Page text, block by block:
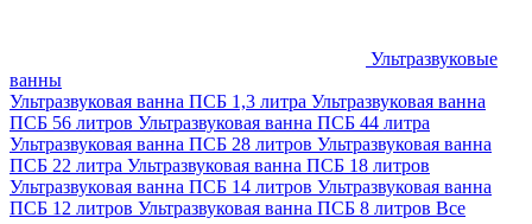
Ультразвуковые
ванны
Ультразвуковая ванна ПСБ 1,3 литра Ультразвуковая ванна
ПСБ 56 литров Ультразвуковая ванна ПСБ 44 литра
Ультразвуковая ванна ПСБ 28 литров Ультразвуковая ванна
ПСБ 22 литра Ультразвуковая ванна ПСБ 18 литров
Ультразвуковая ванна ПСБ 14 литров Ультразвуковая ванна
ПСБ 12 литров Ультразвуковая ванна ПСБ 8 литров Все